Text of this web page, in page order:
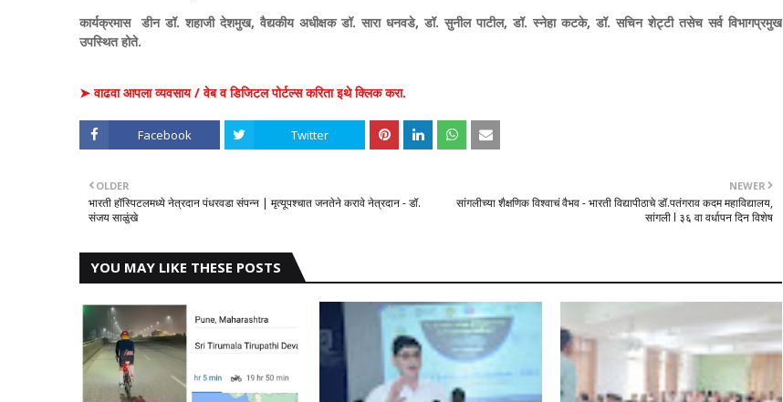
कार्यक्रमास डीन डॉ. शहाजी देशमुख, वैद्यकीय अधीक्षक डॉ. सारा धनवडे, डॉ. सुनील पाटील, डॉ. स्नेहा कटके, डॉ. सचिन शेट्टी तसेच सर्व विभागप्रमुख
उपस्थित होते.
➤ वाढवा आपला व्यवसाय / वेब व डिजिटल पोर्टल्स करिता इथे क्लिक करा.
Facebook Twitter
NEWER
सांगलीच्या शैक्षणिक विश्वाचं वैभव - भारती विद्यापीठाचे डॉ.पतंगराव कदम महाविद्यालय,
सांगली l ३६ वा वर्धापन दिन विशेष
OLDER
भारती हॉस्पिटलमध्ये नेत्रदान पंधरवडा संपन्न | मृत्यूपश्चात जनतेने करावे नेत्रदान - डॉ.
संजय साळुंखे
YOU MAY LIKE THESE POSTS